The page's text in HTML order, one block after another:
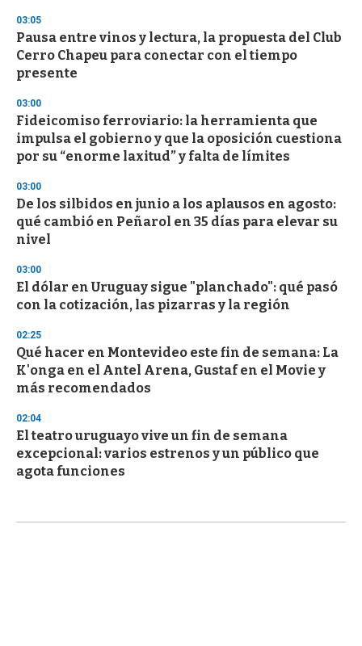
d
s
03:05
Pausa entre vinos y lectura, la propuesta del Club
Cerro Chapeu para conectar con el tiempo
presente
03:00
Fideicomiso ferroviario: la herramienta que
impulsa el gobierno y que la oposición cuestiona
por su “enorme laxitud” y falta de límites
03:00
De los silbidos en junio a los aplausos en agosto:
qué cambió en Peñarol en 35 días para elevar su
nivel
03:00
El dólar en Uruguay sigue "planchado": qué pasó
con la cotización, las pizarras y la región
02:25
Qué hacer en Montevideo este fin de semana: La
K'onga en el Antel Arena, Gustaf en el Movie y
más recomendados
02:04
El teatro uruguayo vive un fin de semana
excepcional: varios estrenos y un público que
agota funciones